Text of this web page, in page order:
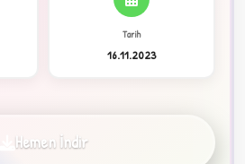
Tarih
16.11.2023
Hemen İndir